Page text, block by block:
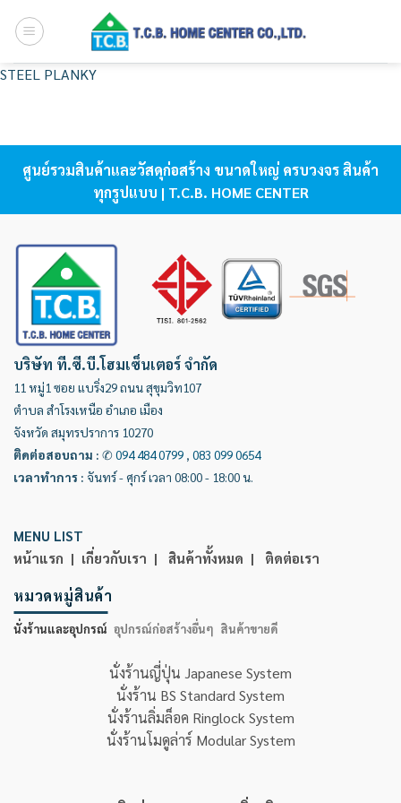
STEEL PLANKY
ศูนย์รวมสินค้าและวัสดุก่อสร้าง ขนาดใหญ่ ครบวงจร สินค้า
ทุกรูปแบบ | T.C.B. HOME CENTER
บริษัท ที.ซี.บี.โฮมเซ็นเตอร์ จำกัด
11 หมู่1 ซอย แบริ่ง29 ถนน สุขุมวิท107
ตำบล สำโรงเหนือ อำเภอ เมือง
จังหวัด สมุทรปราการ 10270
ติดต่อสอบถาม : ✆ 094 484 0799 , 083 099 0654
เวลาทำการ : จันทร์ - ศุกร์ เวลา 08:00 - 18:00 น.
MENU LIST
หน้าแรก | เกี่ยวกับเรา | สินค้าทั้งหมด | ติดต่อเรา
หมวดหมู่สินค้า
นั่งร้านและอุปกรณ์ อุปกรณ์ก่อสร้างอื่นๆ สินค้าขายดี
นั่งร้านญี่ปุ่น Japanese System
นั่งร้าน BS Standard System
นั่งร้านลิ่มล็อค Ringlock System
นั่งร้านโมดูล่าร์ Modular System